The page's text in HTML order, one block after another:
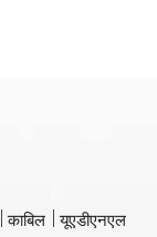
काबिल
यूएडीएनएल